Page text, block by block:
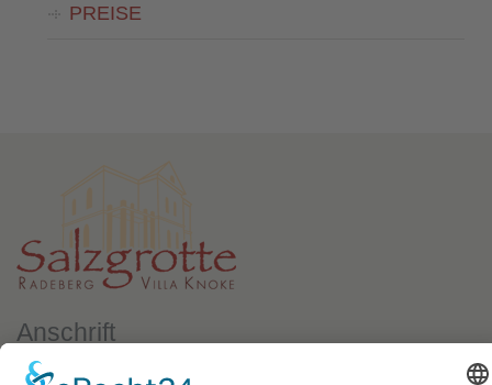
PREISE
Anschrift
Salzgrotte Radeberg